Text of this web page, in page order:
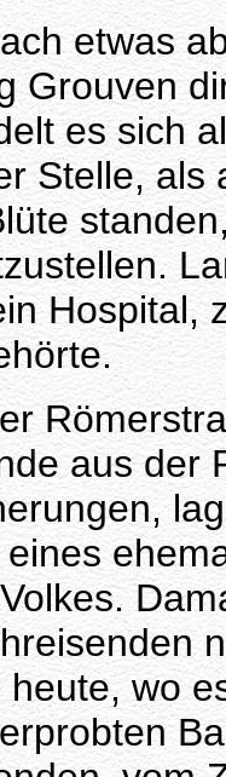
etwas
Grouven
es sich
Stelle,
Hospital,
aus der
wo